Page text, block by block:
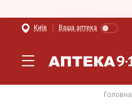
Київ Ваша аптека
Головна